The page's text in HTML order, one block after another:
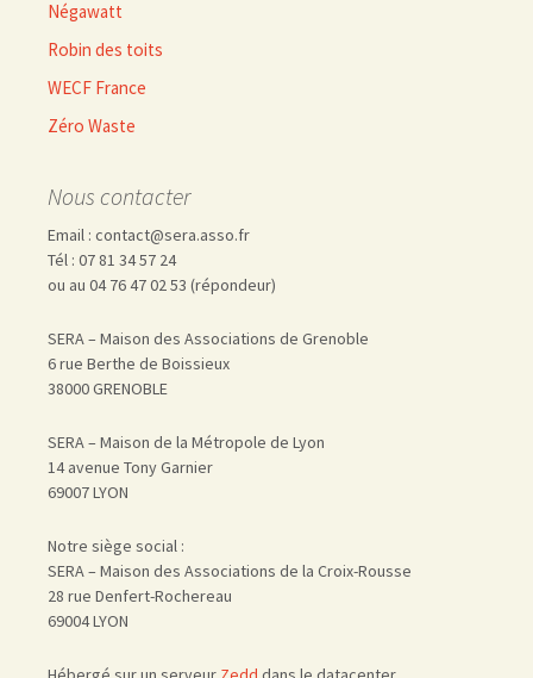
Négawatt
Robin des toits
WECF France
Zéro Waste
Nous contacter
Email : contact@sera.asso.fr
Tél : 07 81 34 57 24
ou au 04 76 47 02 53 (répondeur)
SERA – Maison des Associations de Grenoble
6 rue Berthe de Boissieux
38000 GRENOBLE
SERA – Maison de la Métropole de Lyon
14 avenue Tony Garnier
69007 LYON
Notre siège social :
SERA – Maison des Associations de la Croix-Rousse
28 rue Denfert-Rochereau
69004 LYON